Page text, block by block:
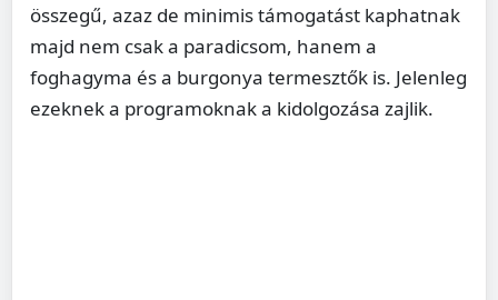
összegű, azaz de minimis támogatást kaphatnak
majd nem csak a paradicsom, hanem a
foghagyma és a burgonya termesztők is. Jelenleg
ezeknek a programoknak a kidolgozása zajlik.